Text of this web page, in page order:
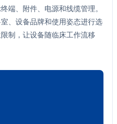
端、附件、电源和线缆管理。
、设备品牌和使用姿态进行选
制，让设备随临床工作流移